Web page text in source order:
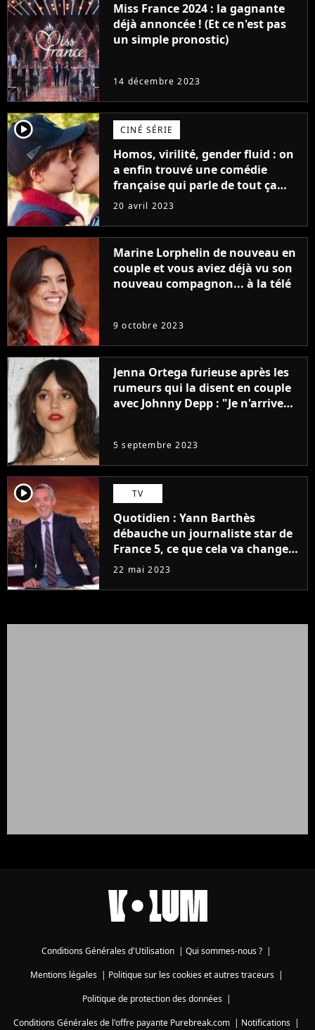
Miss France 2024 : la gagnante
déjà annoncée ! (Et ce n'est pas
un simple pronostic)
14 décembre 2023
player2 CINÉ SÉRIE
Homos, virilité, gender fluid : on
a enfin trouvé une comédie
française qui parle de tout ça
sans être super ringarde
20 avril 2023
Marine Lorphelin de nouveau en
couple et vous aviez déjà vu son
nouveau compagnon... à la télé
9 octobre 2023
Jenna Ortega furieuse après les
rumeurs qui la disent en couple
avec Johnny Depp : "Je n'arrive
5 septembre 2023
player2 TV
Quotidien : Yann Barthès
débauche un journaliste star de
France 5, ce que cela va changer
à la rentrée
22 mai 2023
Conditions Générales d'Utilisation | Qui sommes-nous ? |
Mentions légales| Politique sur les cookies et autres traceurs|
Politique de protection des données|
Conditions Générales de l'offre payante Purebreak.com | Notifications |